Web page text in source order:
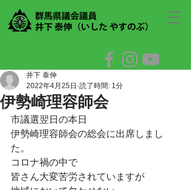
伊勢崎理容師会
井下 泰伸
2022年4月25日 読了時間: 1分
市議選翌日の本日
伊勢崎理容師会の総会に出席しまし
た。
コロナ禍の中で
皆さん大変苦労されていますが